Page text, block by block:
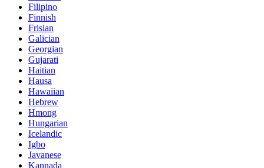
Filipino
Finnish
Frisian
Galician
Georgian
Gujarati
Haitian
Hausa
Hawaiian
Hebrew
Hmong
Hungarian
Icelandic
Igbo
Javanese
Kannada